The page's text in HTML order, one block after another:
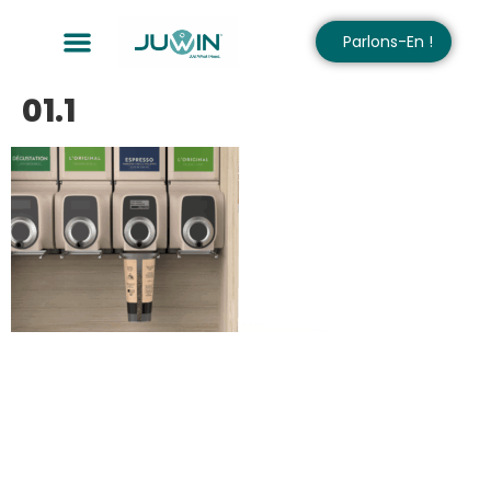
Parlons-En !
01.1